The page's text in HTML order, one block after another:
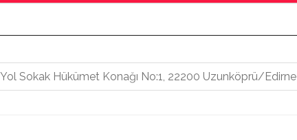
Sokak Hükümet Konağı No:1, 22200 Uzunköprü/Edirne